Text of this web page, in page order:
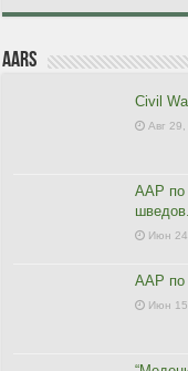
AARs
Civil
Авг
ААР по
шведов.
Июн
ААР по
Июн